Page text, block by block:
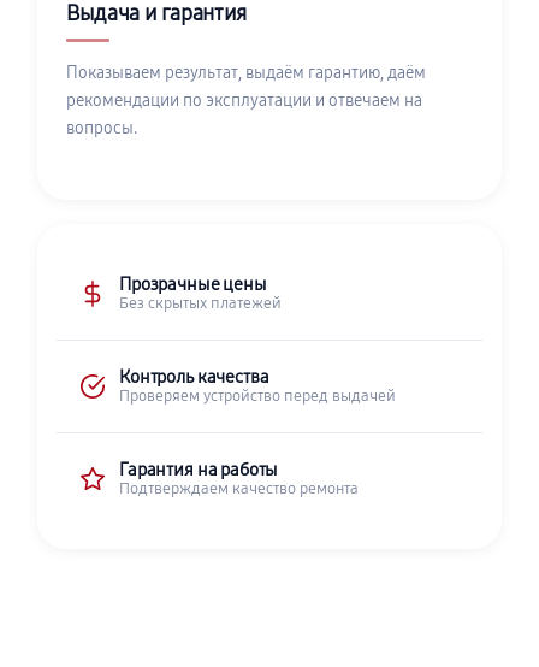
Выдача и гарантия
Показываем результат, выдаём гарантию, даём
рекомендации по эксплуатации и отвечаем на
вопросы.
Прозрачные цены
Без скрытых платежей
Контроль качества
Проверяем устройство перед выдачей
Гарантия на работы
Подтверждаем качество ремонта